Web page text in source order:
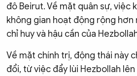
đô Beirut. Về mặt quân sự, việc
không gian hoạt động rộng
chỉ huy và hậu cần của
Về mặt chính trị, động thái này
đổi, từ việc đẩy lùi Hezbollah